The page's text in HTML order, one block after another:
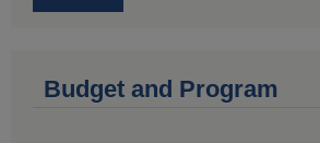
Budget and Program